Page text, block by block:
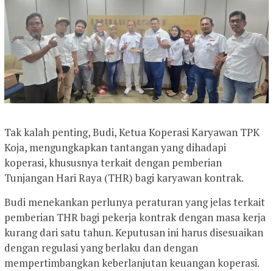
Tak kalah penting, Budi, Ketua Koperasi Karyawan TPK
Koja, mengungkapkan tantangan yang dihadapi
koperasi, khususnya terkait dengan pemberian
Tunjangan Hari Raya (THR) bagi karyawan kontrak.
Budi menekankan perlunya peraturan yang jelas terkait
pemberian THR bagi pekerja kontrak dengan masa kerja
kurang dari satu tahun. Keputusan ini harus disesuaikan
dengan regulasi yang berlaku dan dengan
mempertimbangkan keberlanjutan keuangan koperasi.